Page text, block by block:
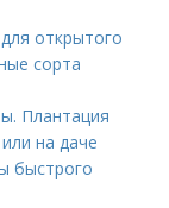
открытого
сорта
Плантация
на даче
быстрого